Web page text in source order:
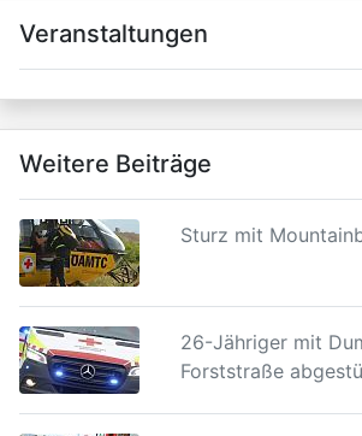
×
Veranstaltungen
Weitere Beiträge
Sturz mit
26-Jähriger mit
Forststraße